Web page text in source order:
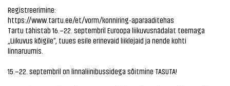
Registreerimine:
https://www.tartu.ee/et/vorm/konniring-aparaaditehas
Tartu tähistab 16.–22. septembril Euroopa liikuvusnädalat teemaga
„Liikuvus kõigile“, tuues esile erinevaid liiklejaid ja nende kohti
linnaruumis.
15.–22. septembril on linnaliinibussidega sõitmine TASUTA!